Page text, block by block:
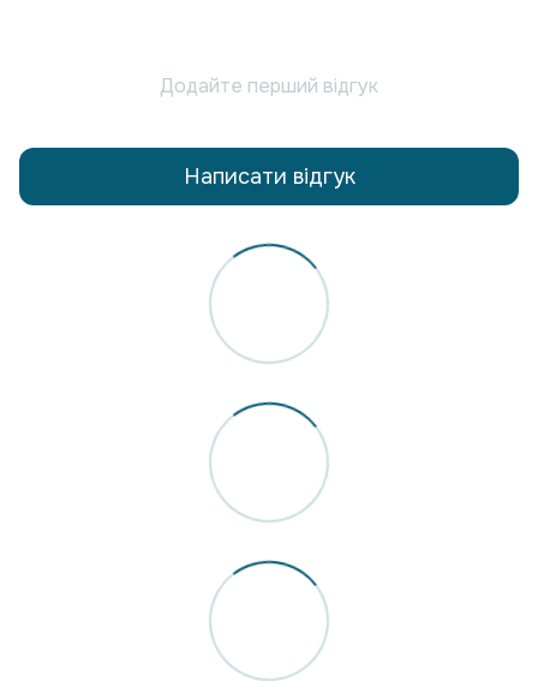
Додайте перший відгук
Написати відгук